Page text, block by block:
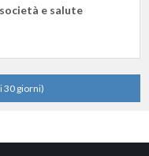
e salute
30 giorni)